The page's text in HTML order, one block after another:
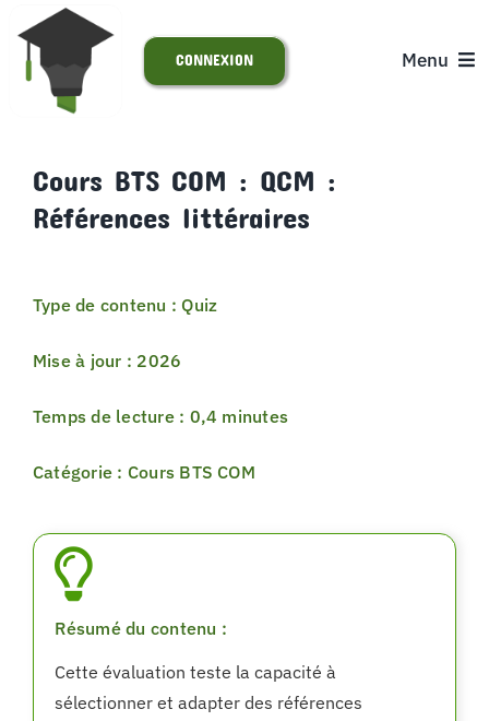
Passer
contenu
Menu
S’INSCRIRE
SUPPORT
CONNEXION
Cours BTS COM : QCM :
Références littéraires
Type de contenu : Quiz
Mise à jour : 2026
Temps de lecture : 0,4 minutes
Catégorie : Cours BTS COM
Résumé du contenu :
Cette évaluation teste la capacité à
sélectionner et adapter des références